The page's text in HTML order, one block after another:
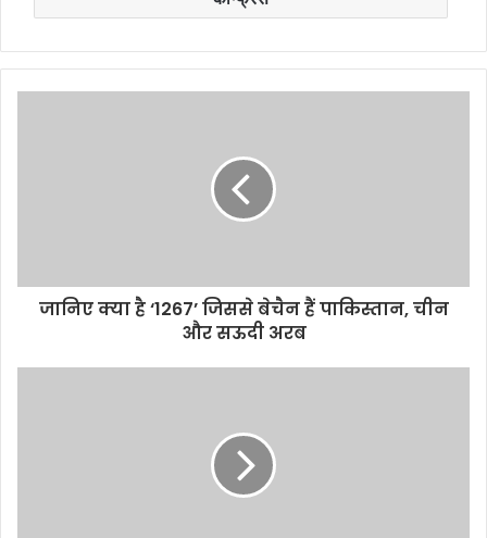
जानिए क्या है ‘1267’ जिससे बेचैन हैं पाकिस्तान, चीन
और सऊदी अरब